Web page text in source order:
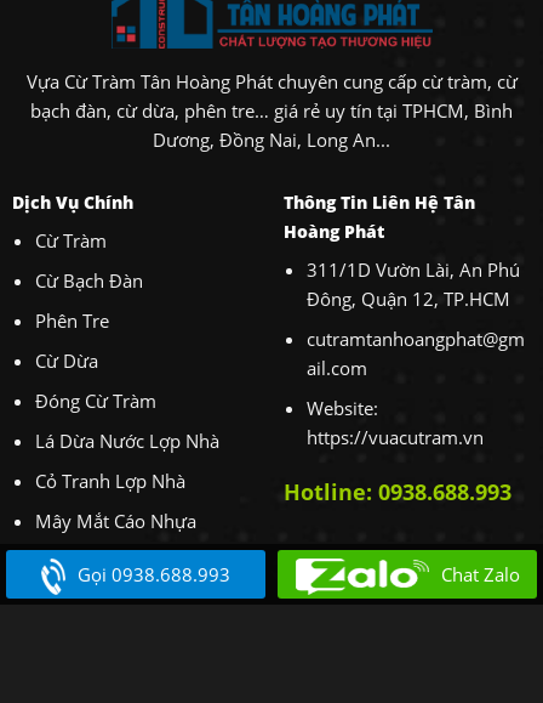
Vựa Cừ Tràm Tân Hoàng Phát chuyên cung cấp cừ tràm, cừ
bạch đàn, cừ dừa, phên tre… giá rẻ uy tín tại TPHCM, Bình
Dương, Đồng Nai, Long An...
Dịch Vụ Chính
Cừ Tràm
Cừ Bạch Đàn
Phên Tre
Cừ Dừa
Đóng Cừ Tràm
Lá Dừa Nước Lợp Nhà
Cỏ Tranh Lợp Nhà
Mây Mắt Cáo Nhựa
Cho Thuê Máy Xúc
Thông Tin Liên Hệ Tân
Hoàng Phát
311/1D Vườn Lài, An Phú
Đông, Quận 12, TP.HCM
cutramtanhoangphat@gm
ail.com
Website:
https://vuacutram.vn
Hotline: 0938.688.993
Chat Zalo
Gọi 0938.688.993